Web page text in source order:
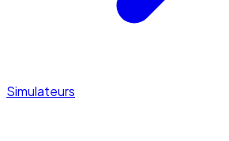
Simulateurs